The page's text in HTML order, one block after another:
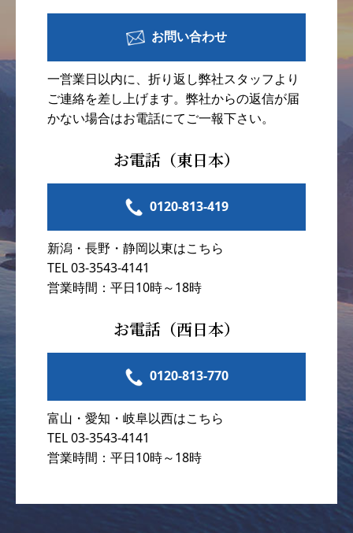
お問い合わせ
一営業日以内に、折り返し弊社スタッフより
ご連絡を差し上げます。弊社からの返信が届
かない場合はお電話にてご一報下さい。
お電話（東日本）
0120-813-419
新潟・長野・静岡以東はこちら
TEL 03-3543-4141
営業時間：平日10時～18時
お電話（西日本）
0120-813-770
富山・愛知・岐阜以西はこちら
TEL 03-3543-4141
営業時間：平日10時～18時